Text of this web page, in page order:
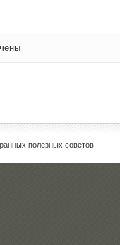
полезных советοв